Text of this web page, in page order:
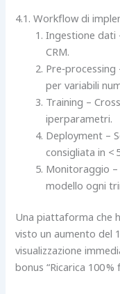
4.1. Workflow di
Ingestione dati
CRM.
per variabili
Training –
iperparametri.
Deployment –
consigliata in <
Monitoraggio
modello ogni
Una piattaforma che
visto un aumento del
visualizzazione
bonus “Ricarica 100 %